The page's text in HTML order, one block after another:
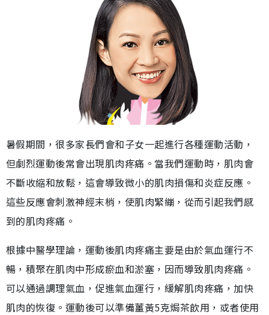
暑假期間，很多家長們會和子女一起進行各種運動活動，
但劇烈運動後常會出現肌肉疼痛。當我們運動時，肌肉會
不斷收縮和放鬆，這會導致微小的肌肉損傷和炎症反應。
這些反應會刺激神經末梢，使肌肉緊繃，從而引起我們感
到的肌肉疼痛。
根據中醫學理論，運動後肌肉疼痛主要是由於氣血運行不
暢，積聚在肌肉中形成瘀血和淤塞，因而導致肌肉疼痛。
可以通過調理氣血，促進氣血運行，緩解肌肉疼痛，加快
肌肉的恢復。運動後可以準備薑黃5克焗茶飲用，或者使用